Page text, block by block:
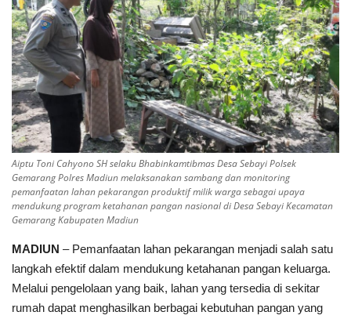
Polri TV
Policetube
IKM
Aiptu Toni Cahyono SH selaku Bhabinkamtibmas Desa Sebayi Polsek
Gemarang Polres Madiun melaksanakan sambang dan monitoring
pemanfaatan lahan pekarangan produktif milik warga sebagai upaya
mendukung program ketahanan pangan nasional di Desa Sebayi Kecamatan
Gemarang Kabupaten Madiun
MADIUN – Pemanfaatan lahan pekarangan menjadi salah satu
langkah efektif dalam mendukung ketahanan pangan keluarga.
Melalui pengelolaan yang baik, lahan yang tersedia di sekitar
rumah dapat menghasilkan berbagai kebutuhan pangan yang